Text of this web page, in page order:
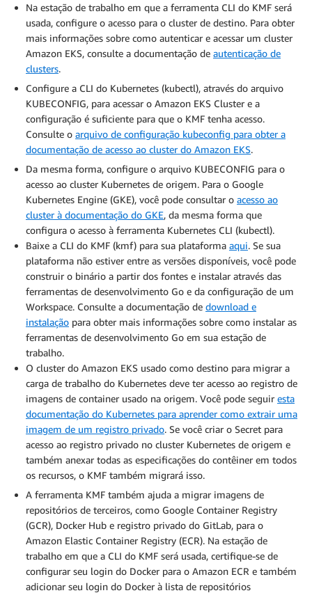
Na estação de trabalho em que a ferramenta CLI do KMF será
usada, configure o acesso para o cluster de destino. Para obter
mais informações sobre como autenticar e acessar um cluster
Amazon EKS, consulte a documentação de autenticação de
clusters.
Configure a CLI do Kubernetes (kubectl), através do arquivo
KUBECONFIG, para acessar o Amazon EKS Cluster e a
configuração é suficiente para que o KMF tenha acesso.
Consulte o arquivo de configuração kubeconfig para obter a
documentação de acesso ao cluster do Amazon EKS.
Da mesma forma, configure o arquivo KUBECONFIG para o
acesso ao cluster Kubernetes de origem. Para o Google
Kubernetes Engine (GKE), você pode consultar o acesso ao
cluster à documentação do GKE, da mesma forma que
configura o acesso à ferramenta Kubernetes CLI (kubectl).
Baixe a CLI do KMF (kmf) para sua plataforma aqui. Se sua
plataforma não estiver entre as versões disponíveis, você pode
construir o binário a partir dos fontes e instalar através das
ferramentas de desenvolvimento Go e da configuração de um
Workspace. Consulte a documentação de download e
instalação para obter mais informações sobre como instalar as
ferramentas de desenvolvimento Go em sua estação de
trabalho.
O cluster do Amazon EKS usado como destino para migrar a
carga de trabalho do Kubernetes deve ter acesso ao registro de
imagens de container usado na origem. Você pode seguir esta
documentação do Kubernetes para aprender como extrair uma
imagem de um registro privado. Se você criar o Secret para
acesso ao registro privado no cluster Kubernetes de origem e
também anexar todas as especificações do contêiner em todos
os recursos, o KMF também migrará isso.
A ferramenta KMF também ajuda a migrar imagens de
repositórios de terceiros, como Google Container Registry
(GCR), Docker Hub e registro privado do GitLab, para o
Amazon Elastic Container Registry (ECR). Na estação de
trabalho em que a CLI do KMF será usada, certifique-se de
configurar seu login do Docker para o Amazon ECR e também
adicionar seu login do Docker à lista de repositórios